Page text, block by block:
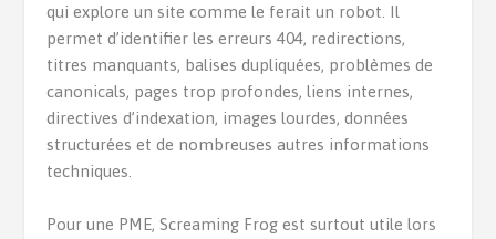
qui explore un site comme le ferait un robot. Il
permet d’identifier les erreurs 404, redirections,
titres manquants, balises dupliquées, problèmes de
canonicals, pages trop profondes, liens internes,
directives d’indexation, images lourdes, données
structurées et de nombreuses autres informations
techniques.
Pour une PME, Screaming Frog est surtout utile lors